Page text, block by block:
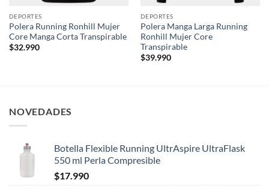
DEPORTES
Polera Running Ronhill Mujer
Core Manga Corta Transpirable
$32.990
DEPORTES
Polera Manga Larga Running
Ronhill Mujer Core
Transpirable
$39.990
NOVEDADES
Botella Flexible Running UltrAspire UltraFlask
550 ml Perla Compresible
$17.990